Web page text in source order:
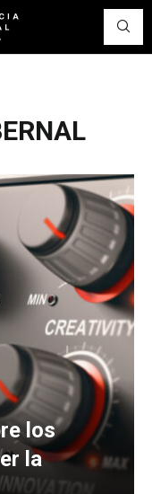
los
la